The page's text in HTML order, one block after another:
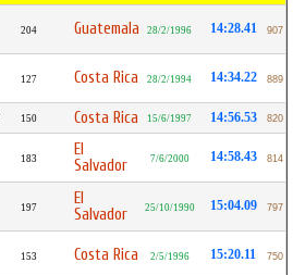
204 Guatemala 28/2/1996 14:28.41 907
127 Costa Rica 28/2/1994 14:34.22 889
150 Costa Rica 15/6/1997 14:56.53 820
183
El
Salvador
7/6/2000 14:58.43 814
197
El
Salvador
25/10/1990 15:04.09 797
153 Costa Rica 2/5/1996 15:20.11 750